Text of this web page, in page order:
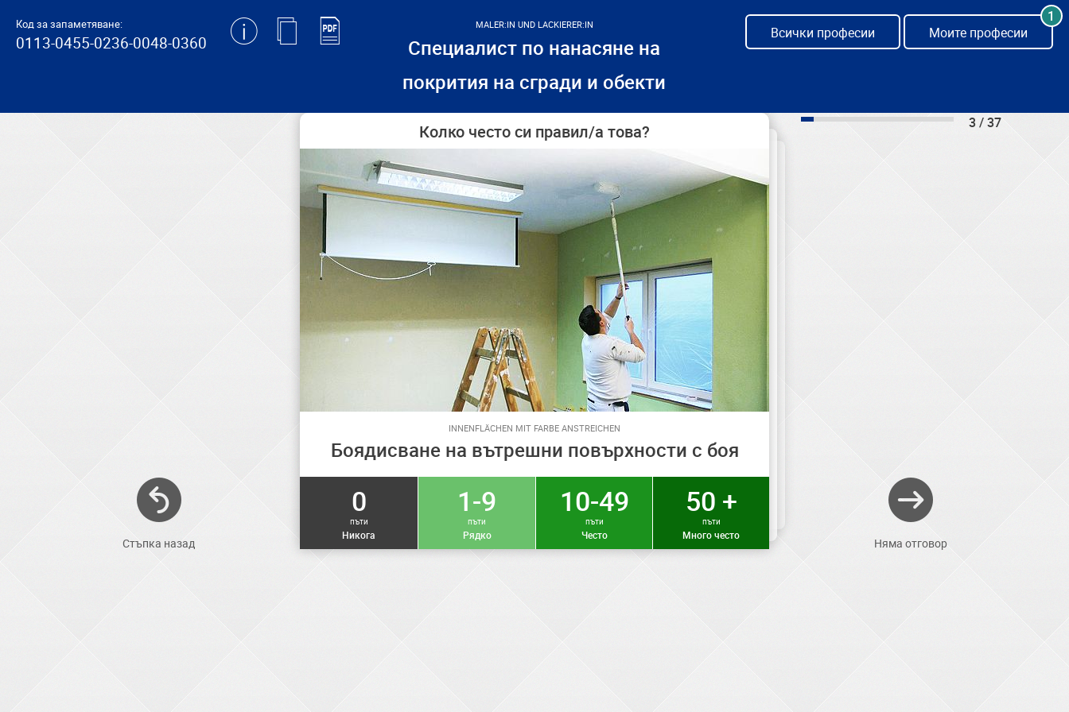
Код за запаметяване:
0113-0455-0236-0048-0360
MALER:IN UND LACKIERER:IN
Специалист по нанасяне на
покрития на сгради и обекти
Всички професии Моите професии
1
Стъпка назад
Колко често си правил/а това?
INNENFLÄCHEN MIT FARBE ANSTREICHEN
Боядисване на вътрешни повърхности с боя
0
пъти
Никога
1-9
пъти
Рядко
10-49
пъти
Често
50 +
пъти
Много често
3 / 37
Няма отговор